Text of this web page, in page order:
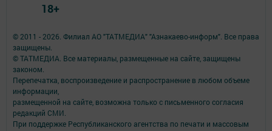
© 2011 - 2026. Филиал АО "ТАТМЕДИА" "Азнакаево-информ". Все права
защищены.
© ТАТМЕДИА. Все материалы, размещенные на сайте, защищены
законом.
Перепечатка, воспроизведение и распространение в любом объеме
информации,
размещенной на сайте, возможна только с письменного согласия
редакций СМИ.
При поддержке Республиканского агентства по печати и массовым
18+